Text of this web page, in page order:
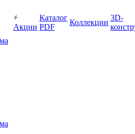
Акции
Каталог
PDF
Коллекции
3D-